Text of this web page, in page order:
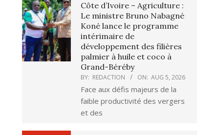
Côte d’Ivoire – Agriculture :
Le ministre Bruno Nabagné
Koné lance le programme
intérimaire de
développement des filières
palmier à huile et coco à
Grand-Béréby
BY: REDACTION ON: AUG 5, 2026
Face aux défis majeurs de la
faible productivité des vergers
et des